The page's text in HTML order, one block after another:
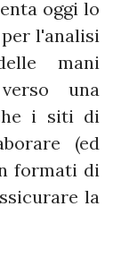
oggi lo
l'analisi
mani
una
i siti di
(ed
formati di
la